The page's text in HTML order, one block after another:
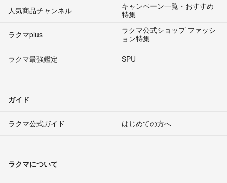
人気商品チャンネル
キャンペーン一覧・おすすめ
特集
ラクマplus
ラクマ公式ショップ ファッシ
ョン特集
ラクマ最強鑑定
SPU
ガイド
ラクマ公式ガイド はじめての方へ
ラクマについて